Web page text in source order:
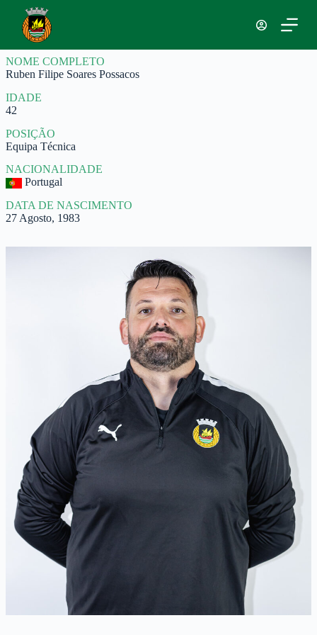
a
r
p
r
a
o
c
o
n
t
e
ú
d
NOME COMPLETO
Ruben Filipe Soares Possacos
IDADE
42
POSIÇÃO
Equipa Técnica
NACIONALIDADE
Portugal
DATA DE NASCIMENTO
27 Agosto, 1983